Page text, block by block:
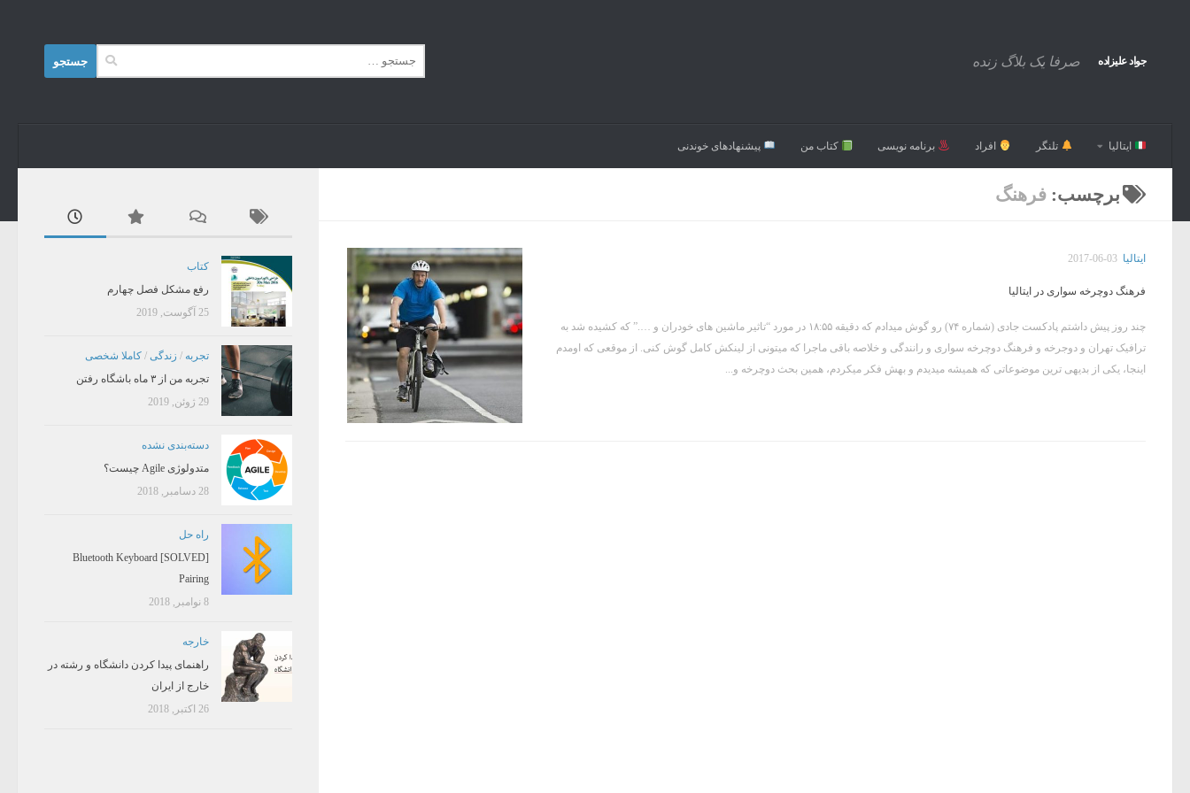
جواد علیزاده صرفا یک بلاگ زنده
برای:
ایتالیا تلنگر افراد برنامه نویسی کتاب من پیشنهاد‌های خوندنی
برچسب: فرهنگ
ایتالیا 2017-06-03
فرهنگ دوچرخه سواری در ایتالیا
چند روز پیش داشتم پادکست جادی (شماره ۷۴) رو گوش میدادم که دقیقه ۱۸:۵۵ در مورد “تاثیر ماشین های خودران و ….” که کشیده شد به
ترافیک تهران و دوجرخه و فرهنگ دوچرخه سواری و رانندگی و خلاصه باقی ماجرا که میتونی از لینکش کامل گوش کنی. از موقعی که اومدم
اینجا، یکی از بدیهی ترین موضوعاتی که همیشه میدیدم و بهش فکر میکردم، همین بحث دوچرخه و...
کتاب
رفع مشکل فصل چهارم
25 آگوست, 2019
تجربه / زندگی / کاملا شخصی
تجربه من از ۳ ماه باشگاه رفتن
29 ژوئن, 2019
دسته‌بندی نشده
متدولوژی Agile چیست؟
28 دسامبر, 2018
راه حل
[SOLVED] Bluetooth Keyboard
Pairing
8 نوامبر, 2018
خارجه
راهنمای پیدا کردن دانشگاه و رشته در
خارج از ایران
26 اکتبر, 2018